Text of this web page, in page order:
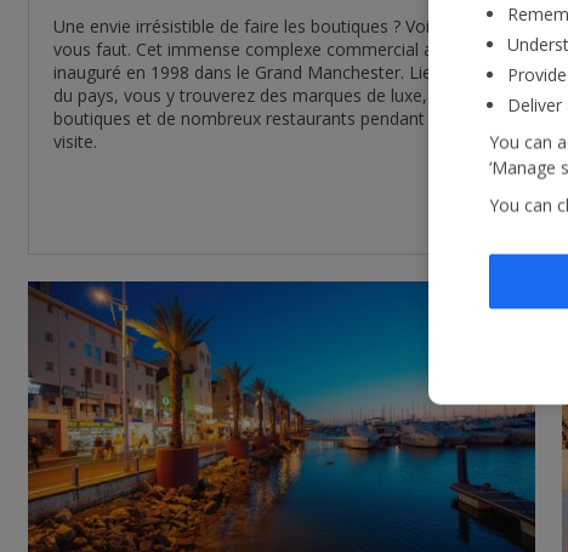
Une envie irrésistible de faire les boutiques ? Voilà ce qu'il
vous faut. Cet immense complexe commercial a été
inauguré en 1998 dans le Grand Manchester. Lieu phare
du pays, vous y trouverez des marques de luxe, des
boutiques et de nombreux restaurants pendant votre
visite.
You can
‘Manage
You can